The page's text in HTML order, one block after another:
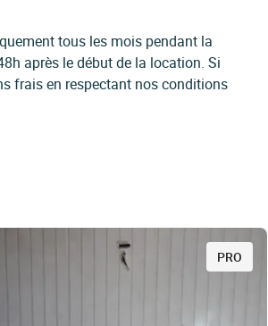
tous les mois pendant la
après le début de la location. Si
frais en respectant nos conditions
PRO